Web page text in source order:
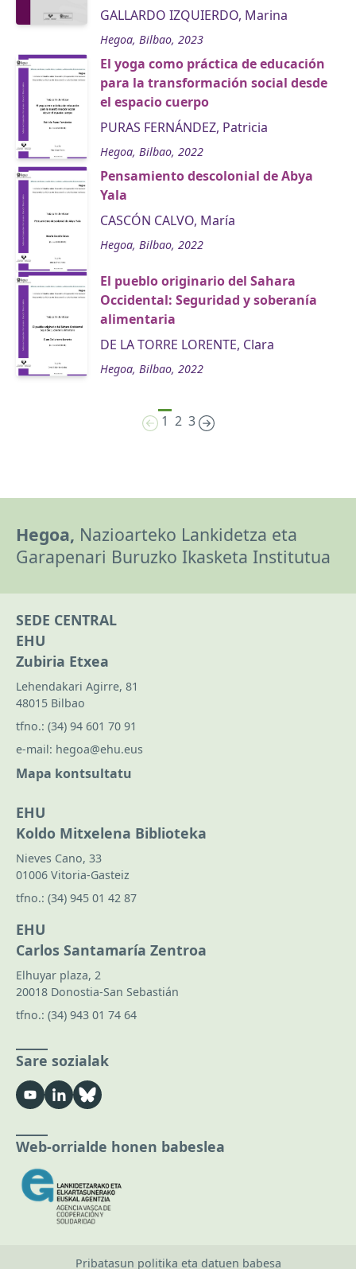
GALLARDO IZQUIERDO, Marina
Hegoa, Bilbao, 2023
El yoga como práctica de educación
para la transformación social desde
el espacio cuerpo
PURAS FERNÁNDEZ, Patricia
Hegoa, Bilbao, 2022
Pensamiento descolonial de Abya
Yala
CASCÓN CALVO, María
Hegoa, Bilbao, 2022
El pueblo originario del Sahara
Occidental: Seguridad y soberanía
alimentaria
DE LA TORRE LORENTE, Clara
Hegoa, Bilbao, 2022
1 2 3
Hegoa, Nazioarteko Lankidetza eta
Garapenari Buruzko Ikasketa Institutua
SEDE CENTRAL
EHU
Zubiria Etxea
Lehendakari Agirre, 81
48015 Bilbao
tfno.: (34) 94 601 70 91
e-mail: hegoa@ehu.eus
Mapa kontsultatu
EHU
Koldo Mitxelena Biblioteka
Nieves Cano, 33
01006 Vitoria-Gasteiz
tfno.: (34) 945 01 42 87
EHU
Carlos Santamaría Zentroa
Elhuyar plaza, 2
20018 Donostia-San Sebastián
tfno.: (34) 943 01 74 64
Sare sozialak
Web-orrialde honen babeslea
Pribatasun politika eta datuen babesa